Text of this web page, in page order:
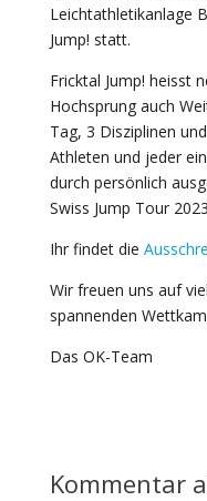
Leichtathletikanlage
Jump! statt.
Fricktal Jump! heisst
Hochsprung auch
Tag, 3 Disziplinen
Athleten und jeder
durch persönlich
Swiss Jump Tour
Ihr findet die
Wir freuen uns auf
spannenden
Das OK-Team
Kommentar